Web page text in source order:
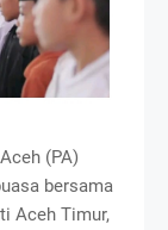
(PA)
bersama
Aceh Timur,